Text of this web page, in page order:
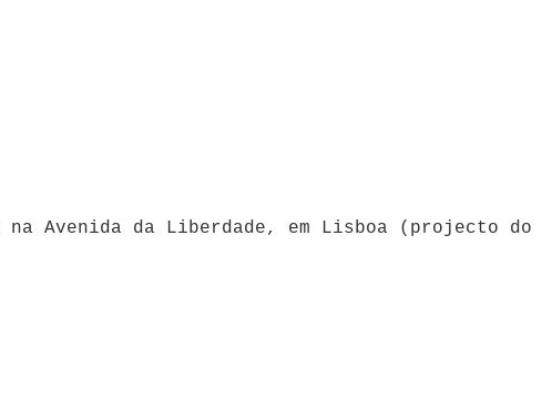
Avenida da Liberdade, em Lisboa (projecto do